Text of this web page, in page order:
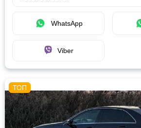
WhatsApp
Viber